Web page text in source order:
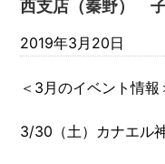
西支店（秦野） 子
2019年3月20日
＜3月のイベント情報
3/30（土）カナエル